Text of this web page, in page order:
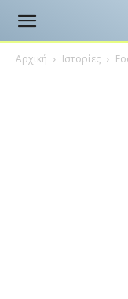
Αρχική Ιστορίες